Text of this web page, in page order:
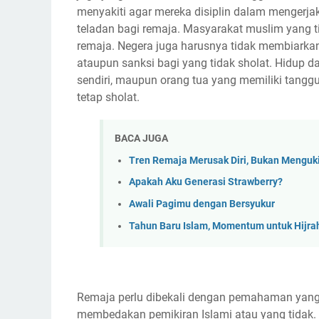
menyakiti agar mereka disiplin dalam
teladan bagi remaja. Masyarakat muslim yang
remaja. Negera juga harusnya tidak
ataupun sanksi bagi yang tidak sholat. Hidup
sendiri, maupun orang tua yang memiliki
tetap sholat.
BACA JUGA
Tren Remaja Merusak Diri, Bukan
Apakah Aku Generasi Strawberry?
Awali Pagimu dengan Bersyukur
Tahun Baru Islam, Momentum untuk
Remaja perlu dibekali dengan pemahaman
membedakan pemikiran Islami atau yang